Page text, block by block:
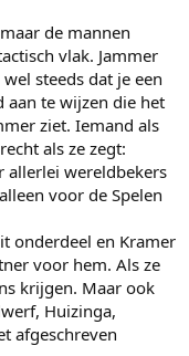
de mannen
vlak. Jammer
steeds dat je een
aan te wijzen die het
ziet. Iemand als
als ze zegt:
allerlei wereldbekers
voor de Spelen
onderdeel en Kramer
voor hem. Als ze
krijgen. Maar ook
Huizinga,
afgeschreven